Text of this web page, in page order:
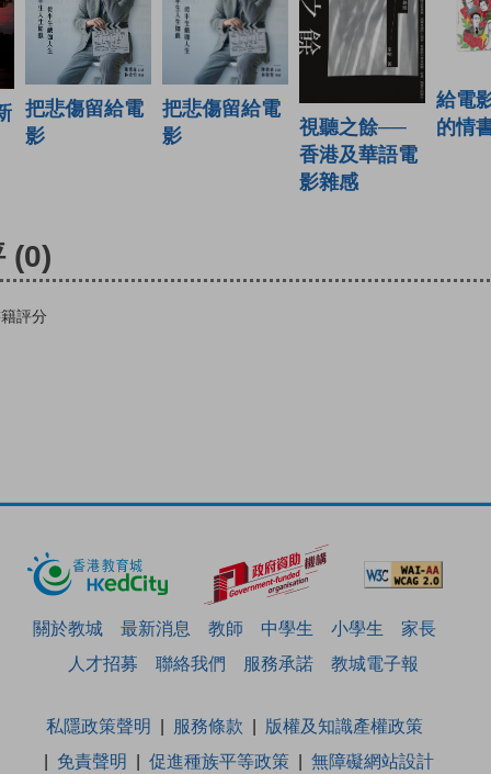
把悲傷留給電
影
把悲傷留給電
影
視聽之餘──
香港及華語電
影雜感
給電
的情
(0)
評分
關於教城 最新消息 教師 中學生 小學生
家長
人才招募
聯絡我們 服務承諾 教城電子報
私隱政策聲明 服務條款
版權及知識產權政策
免責聲明
促進種族平等政策 無障礙網站設計